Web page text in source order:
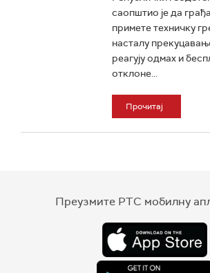
саопштио је да
примете техничку
насталу
реагују одмах и
отклоне...
Прочитај
Преузмите РТС мобилну